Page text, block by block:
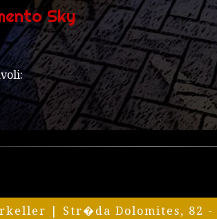
Sky
| Str�da Dolomites, 82 -